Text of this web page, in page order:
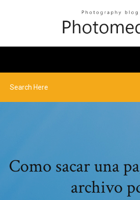
Como sacar una
archivo